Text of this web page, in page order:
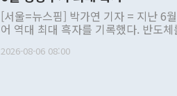
관의 대북 정책 관련 발언이 물의를
관 부처 장관이 공개적으로 부정적 입
관의 무리한 대북 접근법과 월권을 제
다. [정동영 통일부 장관이 지난달 23일 오후 서울 종로구 정부서울청사에
[서울=뉴스핌] 박가연 기자 = 지난 6
어 역대 최대 흑자를 기록했다. 반도
료=한국은행] 한국은행이 6일 발표한 '2026년 6월 국제수지(잠정)'에 따르
2026-08-06 08:00